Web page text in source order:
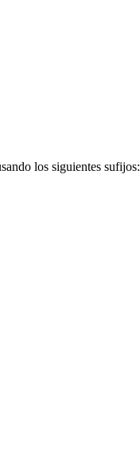
los siguientes sufijos: